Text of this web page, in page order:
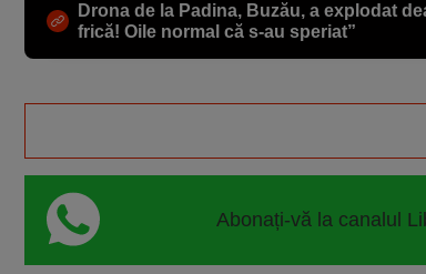
Drona de la Padina, Buzău, a explodat
frică! Oile normal că s-au speriat”
Abonați-vă la canalul